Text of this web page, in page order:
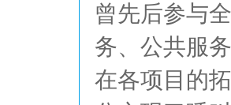
曾先后参与
务、公共服
在各项目的